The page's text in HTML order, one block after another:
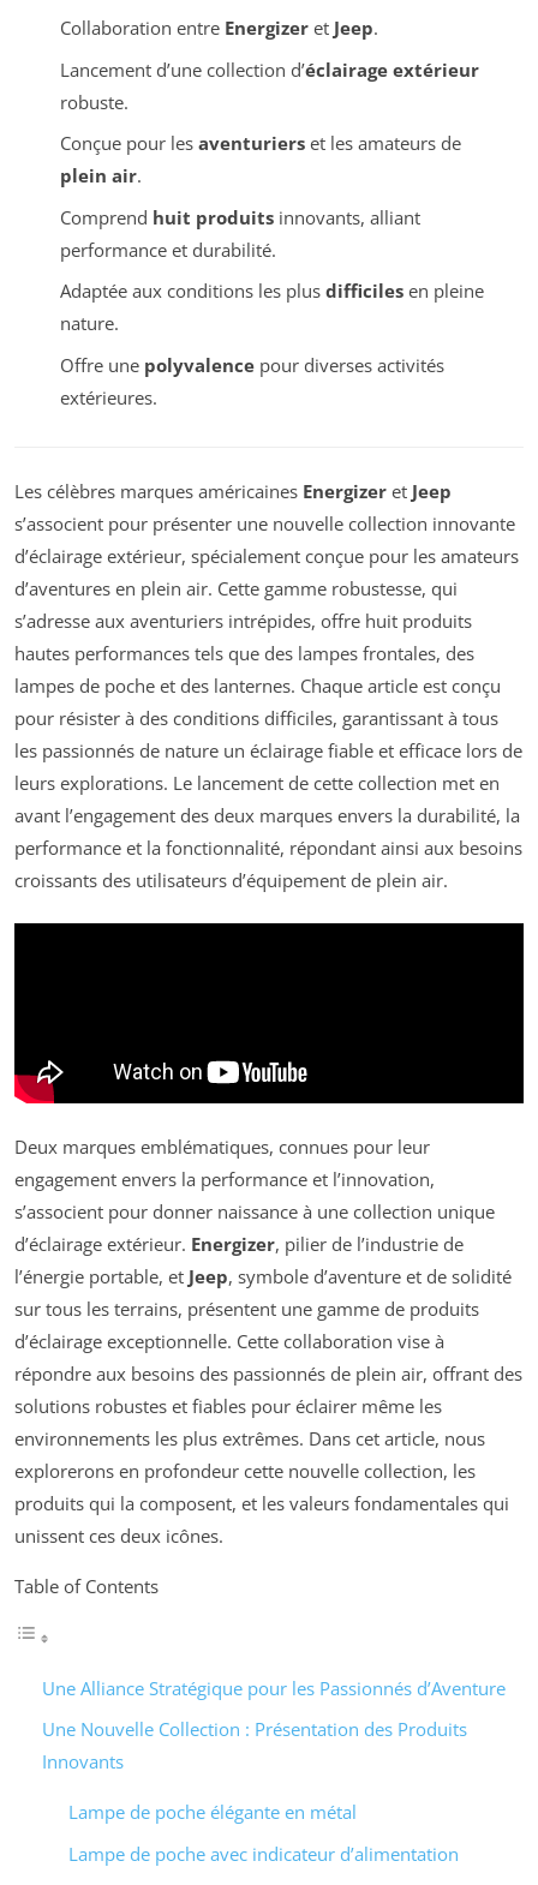
Collaboration entre Energizeret Jeep.
Lancement d’une collection d’éclairage extérieur
robuste.
Conçue pour les aventurierset les amateurs de
plein air.
Comprend huit produitsinnovants, alliant
performance et durabilité.
Adaptée aux conditions les plus difficilesen pleine
nature.
Offre une polyvalencepour diverses activités
extérieures.
Les célèbres marques américaines Energizer et Jeep
s’associent pour présenter une nouvelle collection innovante
d’éclairage extérieur, spécialement conçue pour les amateurs
d’aventures en plein air. Cette gamme robustesse, qui
s’adresse aux aventuriers intrépides, offre huit produits
hautes performances tels que des lampes frontales, des
lampes de poche et des lanternes. Chaque article est conçu
pour résister à des conditions difficiles, garantissant à tous
les passionnés de nature un éclairage fiable et efficace lors de
leurs explorations. Le lancement de cette collection met en
avant l’engagement des deux marques envers la durabilité, la
performance et la fonctionnalité, répondant ainsi aux besoins
croissants des utilisateurs d’équipement de plein air.
Deux marques emblématiques, connues pour leur
engagement envers la performance et l’innovation,
s’associent pour donner naissance à une collection unique
d’éclairage extérieur. Energizer, pilier de l’industrie de
l’énergie portable, et Jeep, symbole d’aventure et de solidité
sur tous les terrains, présentent une gamme de produits
d’éclairage exceptionnelle. Cette collaboration vise à
répondre aux besoins des passionnés de plein air, offrant des
solutions robustes et fiables pour éclairer même les
environnements les plus extrêmes. Dans cet article, nous
explorerons en profondeur cette nouvelle collection, les
produits qui la composent, et les valeurs fondamentales qui
unissent ces deux icônes.
Table of Contents
Une Alliance Stratégique pour les Passionnés d’Aventure
Une Nouvelle Collection : Présentation des Produits
Innovants
Lampe de poche élégante en métal
Lampe de poche avec indicateur d’alimentation